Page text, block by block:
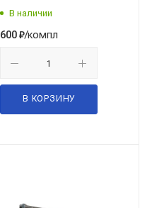
В наличии
600₽/компл
В КОРЗИНУ